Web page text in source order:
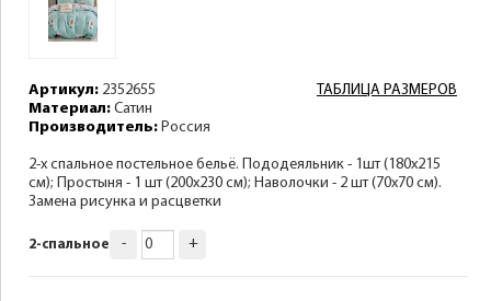
ТАБЛИЦА РАЗМЕРОВ
Артикул: 2352655
Материал: Сатин
Производитель: Россия
2-х спальное постельное бельё. Пододеяльник - 1шт (180х215
см); Простыня - 1 шт (200х230 см); Наволочки - 2 шт (70х70 см).
Замена рисунка и расцветки
2-спальное - +